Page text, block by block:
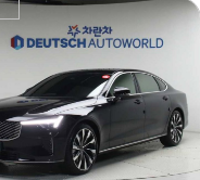
V50
V70
V90